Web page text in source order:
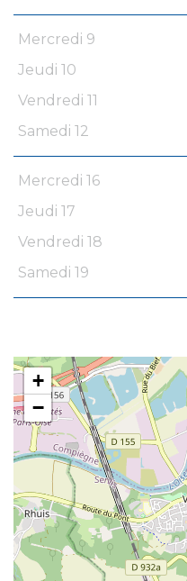
Mercredi 9
Jeudi 10
Vendredi 11
Samedi 12
Mercredi 16
Jeudi 17
Vendredi 18
Samedi 19
+
−